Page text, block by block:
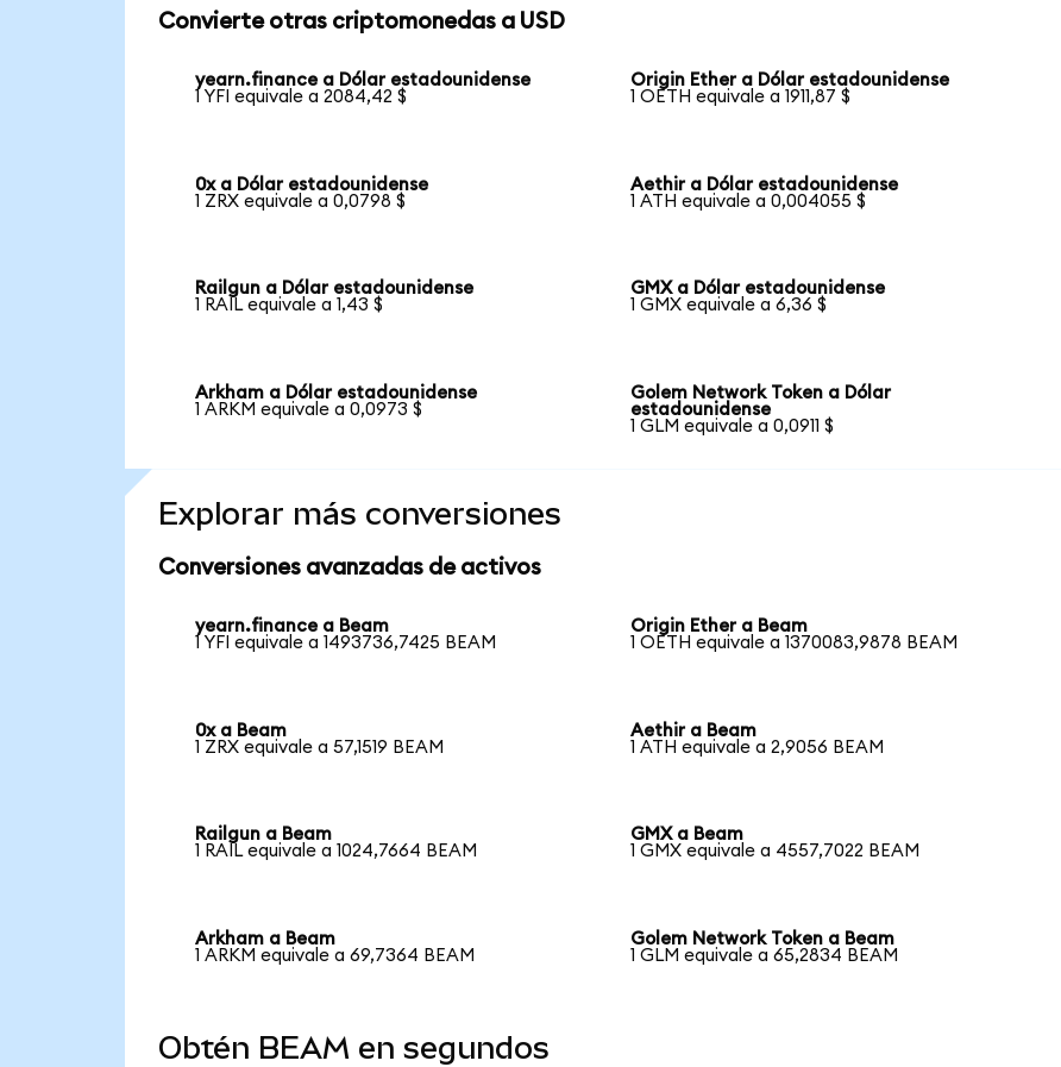
Convierte otras criptomonedas a USD
yearn.finance a Dólar estadounidense
1 YFI equivale a 2084,42 $
Origin Ether a Dólar estadounidense
1 OETH equivale a 1911,87 $
0x a Dólar estadounidense
1 ZRX equivale a 0,0798 $
Aethir a Dólar estadounidense
1 ATH equivale a 0,004055 $
Railgun a Dólar estadounidense
1 RAIL equivale a 1,43 $
GMX a Dólar estadounidense
1 GMX equivale a 6,36 $
Arkham a Dólar estadounidense
1 ARKM equivale a 0,0973 $
Golem Network Token a Dólar
estadounidense
1 GLM equivale a 0,0911 $
Explorar más conversiones
Conversiones avanzadas de activos
yearn.finance a Beam
1 YFI equivale a 1493736,7425 BEAM
Origin Ether a Beam
1 OETH equivale a 1370083,9878 BEAM
0x a Beam
1 ZRX equivale a 57,1519 BEAM
Aethir a Beam
1 ATH equivale a 2,9056 BEAM
Railgun a Beam
1 RAIL equivale a 1024,7664 BEAM
GMX a Beam
1 GMX equivale a 4557,7022 BEAM
Arkham a Beam
1 ARKM equivale a 69,7364 BEAM
Golem Network Token a Beam
1 GLM equivale a 65,2834 BEAM
Obtén BEAM en segundos